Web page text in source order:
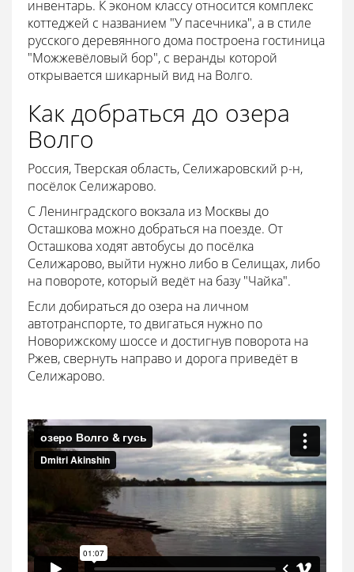
инвентарь. К эконом классу относится комплекс
коттеджей с названием "У пасечника", а в стиле
русского деревянного дома построена гостиница
"Можжевёловый бор", с веранды которой
открывается шикарный вид на Волго.
Как добраться до озера
Волго
Россия, Тверская область, Селижаровский р-н,
посёлок Селижарово.
С Ленинградского вокзала из Москвы до
Осташкова можно добраться на поезде. От
Осташкова ходят автобусы до посёлка
Селижарово, выйти нужно либо в Селищах, либо
на повороте, который ведёт на базу "Чайка".
Если добираться до озера на личном
автотранспорте, то двигаться нужно по
Новорижскому шоссе и достигнув поворота на
Ржев, свернуть направо и дорога приведёт в
Селижарово.